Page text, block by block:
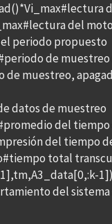
del
periodo propuesto
de muestreo
de muestreo,
datos de muestreo
del
del tiempo
total
1])
del sistema